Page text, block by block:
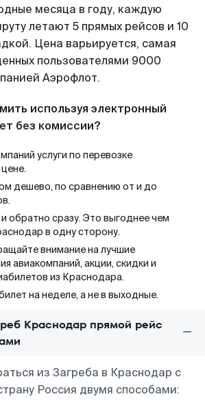
месяца в году, каждую
летают 5 прямых рейсов и 10
Цена варьируется, самая
пользователями 9000
Аэрофлот.
используя электронный
без комиссии?
услуги по перевозке
дешево, по сравнению от и до
обратно сразу. Это выгоднее чем
в одну сторону.
внимание на лучшие
авиакомпаний, акции, скидки и
из Краснодара.
на неделе, а не в выходные.
Краснодар прямой рейс
из Загреба в Краснодар с
Россия двумя способами: